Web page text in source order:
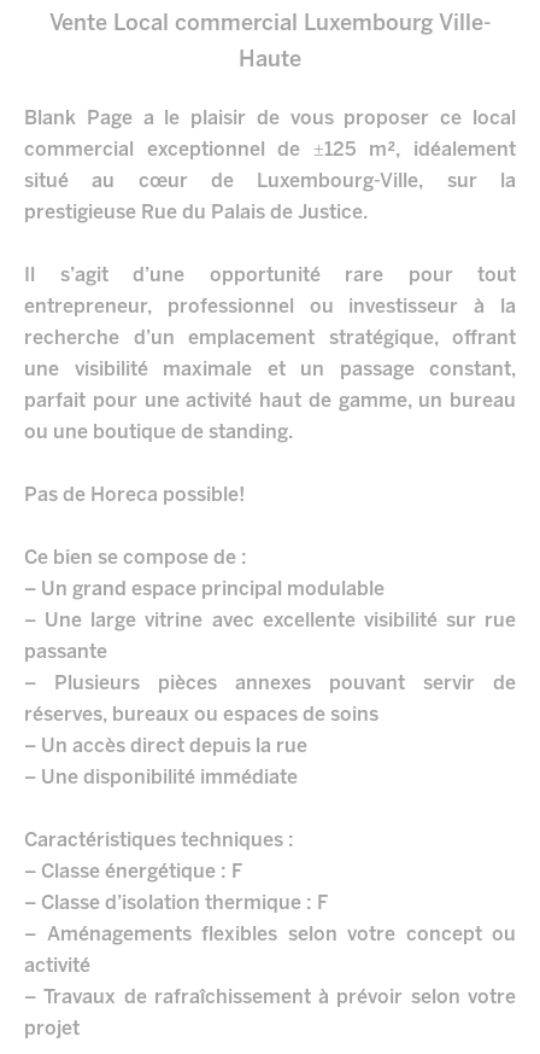
Vente Local commercial Luxembourg Ville-
Haute
Blank Page a le plaisir de vous proposer ce local
commercial exceptionnel de ±125 m², idéalement
situé au cœur de Luxembourg-Ville, sur la
prestigieuse Rue du Palais de Justice.
Il s’agit d’une opportunité rare pour tout
entrepreneur, professionnel ou investisseur à la
recherche d’un emplacement stratégique, offrant
une visibilité maximale et un passage constant,
parfait pour une activité haut de gamme, un bureau
ou une boutique de standing.
Pas de Horeca possible!
Ce bien se compose de :
– Un grand espace principal modulable
– Une large vitrine avec excellente visibilité sur rue
passante
– Plusieurs pièces annexes pouvant servir de
réserves, bureaux ou espaces de soins
– Un accès direct depuis la rue
– Une disponibilité immédiate
Caractéristiques techniques :
– Classe énergétique : F
– Classe d’isolation thermique : F
– Aménagements flexibles selon votre concept ou
activité
– Travaux de rafraîchissement à prévoir selon votre
projet